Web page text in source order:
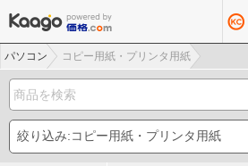
パソコン コピー用紙・プリンタ用紙